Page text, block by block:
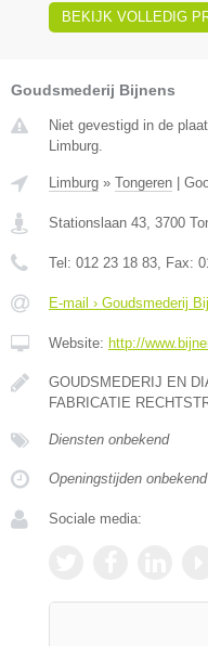
BEKIJK VOLLEDIG
Goudsmederij Bijnens
Niet gevestigd in de
Limburg.
Limburg » Tongeren
Stationslaan 43, 3700
Tel: 012 23 18 83, Fax:
E-mail › Goudsmederij
Website: http://
GOUDSMEDERIJ EN
FABRICATIE
Diensten onbekend
Openingstijden onbekend
Sociale media: